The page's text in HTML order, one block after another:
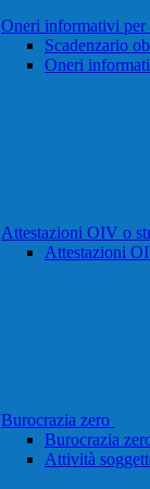
Oneri informativi per
Scadenzario
Oneri
Attestazioni OIV o
Attestazioni
Burocrazia zero
Burocrazia
Attività